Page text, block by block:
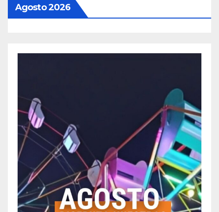
Agosto 2026